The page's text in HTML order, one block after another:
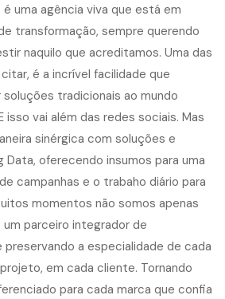
uma agência viva que está em
transformação, sempre querendo
naquilo que acreditamos. Uma das
é a incrível facilidade que
tradicionais ao mundo
isso vai além das redes sociais. Mas
sinérgica com soluções e
oferecendo insumos para uma
campanhas e o trabaho diário para
momentos não somos apenas
um parceiro integrador de
a especialidade de cada
em cada cliente. Tornando
para cada marca que confia